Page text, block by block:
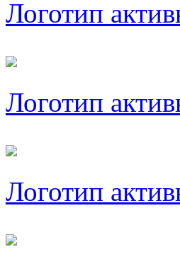
Логотип
Логотип
Логотип